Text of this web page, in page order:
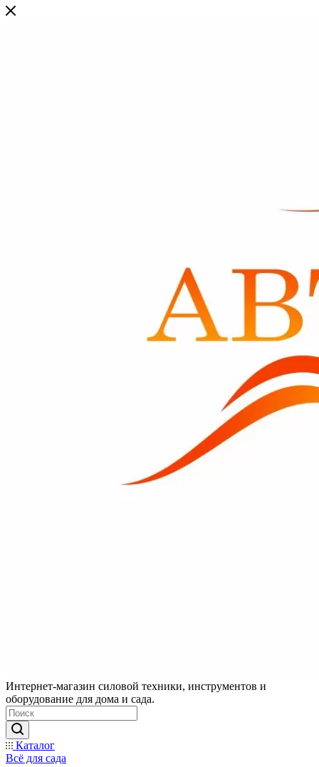
Интернет-магазин силовой техники, инструментов и
оборудование для дома и сада.
Каталог
Всё для сада